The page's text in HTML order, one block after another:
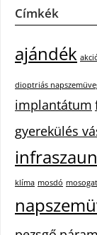
Címkék
ajándék
dioptriás
implantátum
gyerekülés
klíma mosdó